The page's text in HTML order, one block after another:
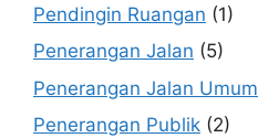
Pendingin Ruangan (1)
Penerangan Jalan (5)
Penerangan Jalan Umum
Penerangan Publik (2)